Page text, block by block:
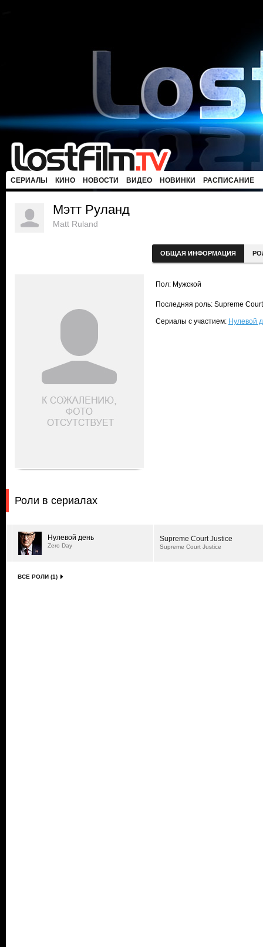
СЕРИАЛЫ КИНО НОВОСТИ ВИДЕО НОВИНКИ РАСПИСАНИЕ
Мэтт Руланд
Matt Ruland
ОБЩАЯ ИНФОРМАЦИЯ
Пол: Мужской
Последняя роль: Supreme
Сериалы с участием: Нулевой
Роли в сериалах
Нулевой день
Zero Day
Supreme Court Justice
Supreme Court Justice
ВСЕ РОЛИ (1)